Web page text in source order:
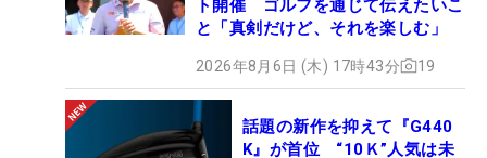
ト開催 ゴルフを通じて伝えたいこ
と「真剣だけど、それを楽しむ」
2026年8月6日 (木) 17時43分 19
話題の新作を抑えて『G440
K』が首位 “10Ｋ”人気は未